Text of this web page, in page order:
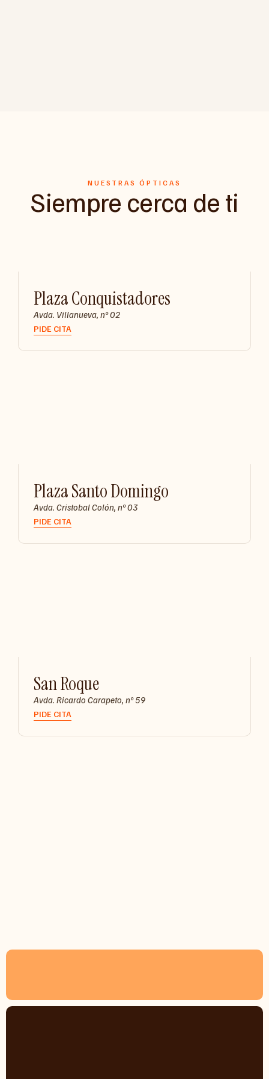
NUESTRAS ÓPTICAS
Siempre cerca de ti
Plaza Conquistadores
Avda. Villanueva, nº 02
PIDE CITA
Plaza Santo Domingo
Avda. Cristobal Colón, nº 03
PIDE CITA
San Roque
Avda. Ricardo Carapeto, nº 59
PIDE CITA